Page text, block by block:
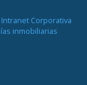
Corporativa
inmobiliarias